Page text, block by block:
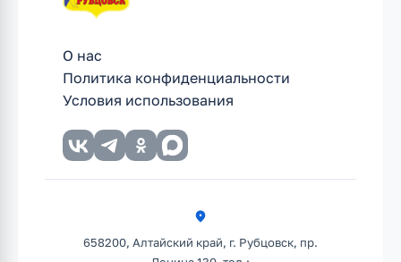
О нас
Политика конфиденциальности
Условия использования
658200, Алтайский край, г. Рубцовск, пр.